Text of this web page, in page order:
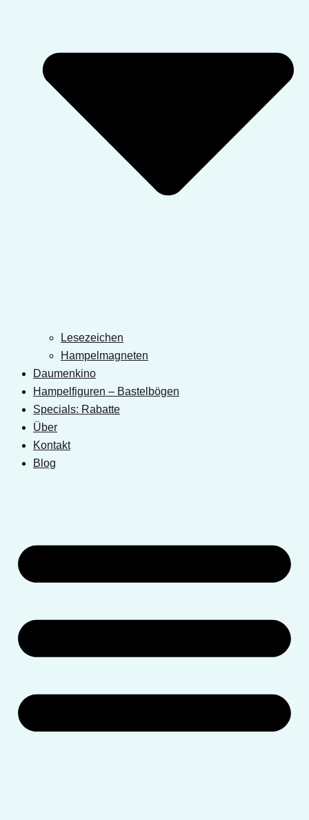
Lesezeichen
Hampelmagneten
Daumenkino
Hampelfiguren – Bastelbögen
Specials: Rabatte
Über
Kontakt
Blog